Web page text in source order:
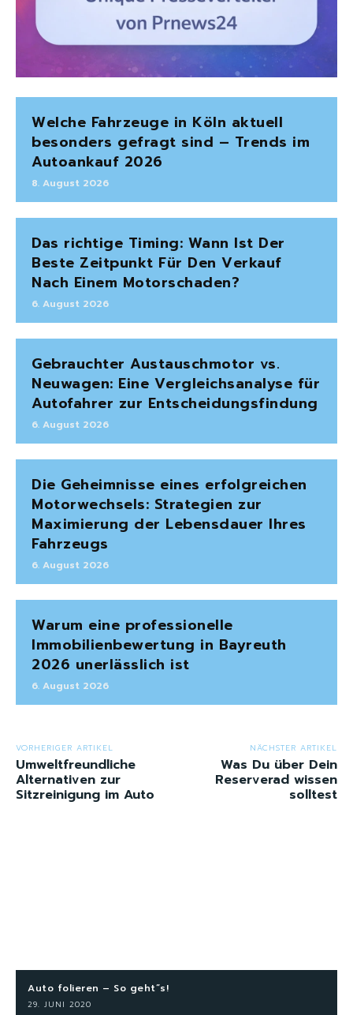
Welche Fahrzeuge in Köln aktuell
besonders gefragt sind – Trends im
Autoankauf 2026
8. August 2026
Das richtige Timing: Wann Ist Der
Beste Zeitpunkt Für Den Verkauf
Nach Einem Motorschaden?
6. August 2026
Gebrauchter Austauschmotor vs.
Neuwagen: Eine Vergleichsanalyse für
Autofahrer zur Entscheidungsfindung
6. August 2026
Die Geheimnisse eines erfolgreichen
Motorwechsels: Strategien zur
Maximierung der Lebensdauer Ihres
Fahrzeugs
6. August 2026
Warum eine professionelle
Immobilienbewertung in Bayreuth
2026 unerlässlich ist
6. August 2026
VORHERIGER ARTIKEL
Umweltfreundliche
Alternativen zur
Sitzreinigung im Auto
NÄCHSTER ARTIKEL
Was Du über Dein
Reserverad wissen
solltest
Auto folieren – So geht“s!
29. JUNI 2020